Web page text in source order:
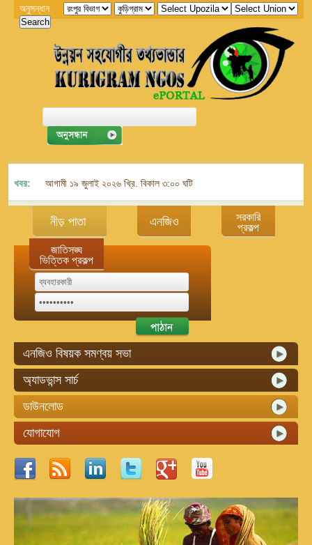
অনুসন্ধান
খবর: আগামী ১৯ জুলাই ২০২৬ খ্রি. বিকাল ৩:০০ ঘটিকায় জেলা এনজিও বিষয়ক সমন্বয়
নীড় পাতা এনজিও
সরকারি
প্রকল্প
জাতিসঙ্ঘ
ভিত্তিক প্রকল্প
এনজিও বিষয়ক সমণ্বয় সভা
অ্যাডভান্স সার্চ
ডাউনলোড
যোগাযোগ